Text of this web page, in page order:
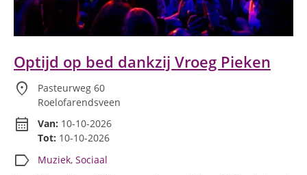
Optijd op bed dankzij Vroeg Pieken
location_on
Pasteurweg 60
Roelofarendsveen
calendar_month Van: 10-10-2026
Tot: 10-10-2026
label Muziek, Sociaal